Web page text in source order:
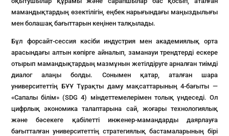
мамандықтардың өзектілігін, еңбек нарығындағы маңыздылығы
мен болашақ бағыттарын кеңінен талқылады.
Бұл форсайт-сессия кәсіби индустрия мен академиялық орта
арасындағы алтын көпірге айналып, заманауи трендтерді ескере
отырып мамандықтардың мазмұнын жетілдіруге арналған тиімді
диалог алаңы болды. Сонымен қатар, аталған шара
университеттің БҰҰ Тұрақты даму мақсаттарының 4-бағыты —
«Сапалы білім» (SDG 4) міндеттемелерімен толық үндеседі. Ол
цифрлық экономика талаптарына сай, жоғары технологиялық
және бәсекеге қабілетті инженер-мамандарды даярлауға
бағытталған университеттің стратегиялық бастамаларының бірі